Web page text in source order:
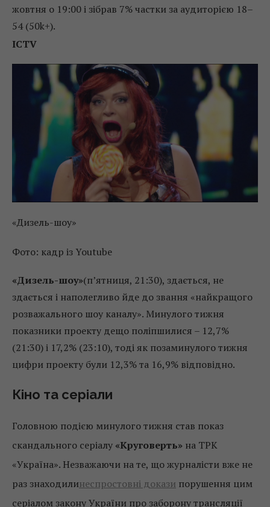
жовтня о 19:00 і зібрав 7% частки за аудиторією 18–
54 (50k+).
ICTV
«Дизель-шоу»
Фото: кадр із Youtube
«Дизель-шоу»(п’ятниця, 21:30), здається, не
здається і наполегливо йде до звання «найкращого
розважального шоу каналу». Минулого тижня
показники проекту дещо поліпшилися – 12,7%
(21:30) і 17,2% (23:10), тоді як позаминулого тижня
цифри проекту були 12,3% та 16,9% відповідно.
Кіно та серіали
Головною подією минулого тижня став показ
скандального серіалу «Круговерть» на ТРК
«Україна». Незважаючи на те, що журналісти вже не
раз знаходилинеспростовні докази порушення цим
серіалом закону України про заборону трансляції